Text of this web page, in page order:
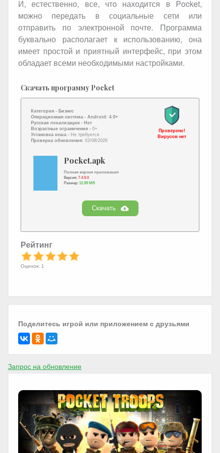
И, естественно, все, что находится в Pocket,
можно передать в социальные сети или
отправить по электронной почте. Программа
буквально располагает к использованию, она
имеет простой и приятный интерфейс, при этом
обладает всеми необходимыми настройками.
Скачать программу Pocket
Категория - Бизнес
Операционная система - Android: 4.0+
Русская локализация - Нет
Возрастные ограничения - 0+
Установка кеша - Не требуется
Проверка обновления: 02/08/2026
Проверено!
Вирусов нет
Pocket.apk
Полная версия приложения
Версия: 7.4.0.0
Размер: 12.89 MB
Скачать
Рейтинг
Оценок: 1
Поделитесь игрой или приложением с друзьями
Запрос на обновление